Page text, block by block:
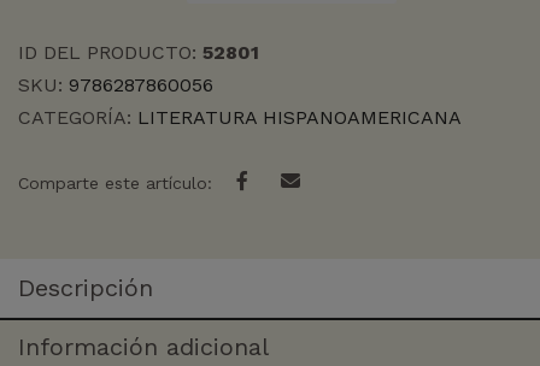
cantidad
ID DEL PRODUCTO: 52801
SKU: 9786287860056
CATEGORÍA: LITERATURA HISPANOAMERICANA
Comparte este artículo:
Descripción
Información adicional